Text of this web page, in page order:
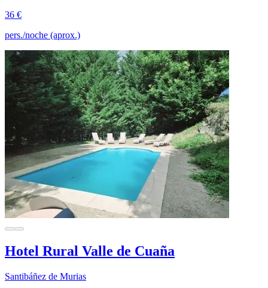
36 €
pers./noche (aprox.)
Hotel Rural Valle de Cuaña
Santibáñez de Murias